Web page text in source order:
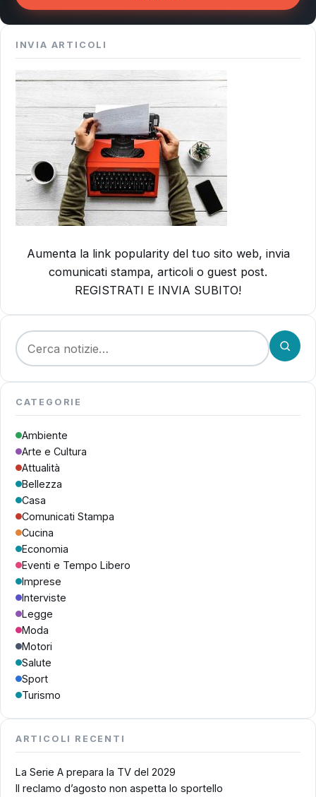
INVIA ARTICOLI
Aumenta la link popularity del tuo sito web, invia
comunicati stampa, articoli o guest post.
REGISTRATI E INVIA SUBITO!
Cerca:
CATEGORIE
Ambiente
Arte e Cultura
Attualità
Bellezza
Casa
Comunicati Stampa
Cucina
Economia
Eventi e Tempo Libero
Imprese
Interviste
Legge
Moda
Motori
Salute
Sport
Turismo
ARTICOLI RECENTI
La Serie A prepara la TV del 2029
Il reclamo d’agosto non aspetta lo sportello